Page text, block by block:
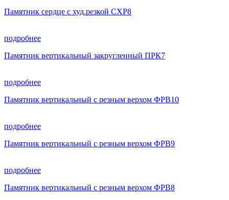
Памятник сердце с худ.резкой СХР8
подробнее
Памятник вертикальный закругленный ПРК7
подробнее
Памятник вертикальный с резным верхом ФРВ10
подробнее
Памятник вертикальный с резным верхом ФРВ9
подробнее
Памятник вертикальный с резным верхом ФРВ8